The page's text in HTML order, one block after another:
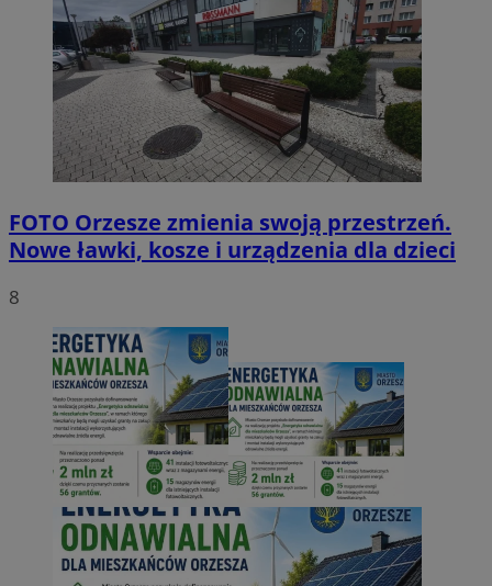
FOTO Orzesze zmienia swoją przestrzeń.
Nowe ławki, kosze i urządzenia dla dzieci
8